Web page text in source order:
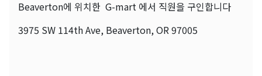
Beaverton에 위치한 G-mart 에서 직원을 구인합니다
3975 SW 114th Ave, Beaverton, OR 97005